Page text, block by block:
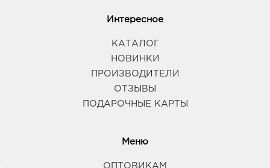
Белгород ГРИНН: руб.
308010, Белгородская обл, г Белгород, пр-кт
График работы: 10:00 - 21:00
Белгородский, д. 93
Интересное
КАТАЛОГ
НОВИНКИ
ПРОИЗВОДИТЕЛИ
ОТЗЫВЫ
ПОДАРОЧНЫЕ КАРТЫ
Меню
ОПТОВИКАМ